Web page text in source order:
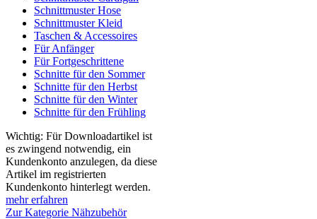
Schnittmuster Hose
Schnittmuster Kleid
Taschen & Accessoires
Für Anfänger
Für Fortgeschrittene
Schnitte für den Sommer
Schnitte für den Herbst
Schnitte für den Winter
Schnitte für den Frühling
Wichtig: Für Downloadartikel ist
es zwingend notwendig, ein
Kundenkonto anzulegen, da diese
Artikel im registrierten
Kundenkonto hinterlegt werden.
mehr erfahren
Zur Kategorie Nähzubehör